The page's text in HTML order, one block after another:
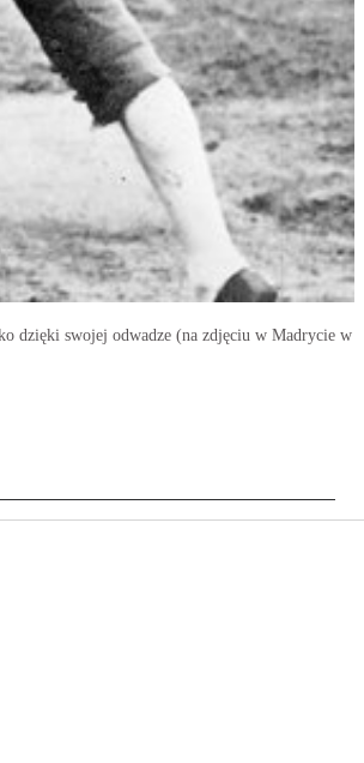
dzięki swojej odwadze (na zdjęciu w Madrycie w